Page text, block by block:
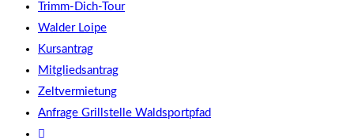
Trimm-Dich-Tour
Walder Loipe
Kursantrag
Mitgliedsantrag
Zeltvermietung
Anfrage Grillstelle Waldsportpfad
Website-